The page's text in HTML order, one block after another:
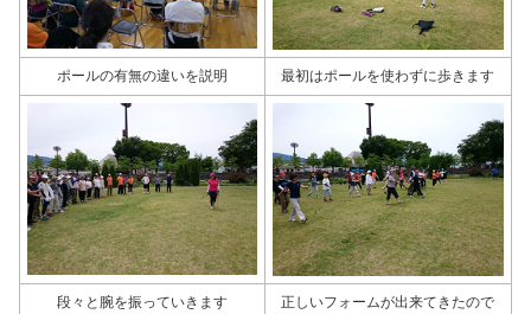
ポールの有無の違いを説明 最初はポールを使わずに歩きます
段々と腕を振っていきます
正しいフォームが出来てきたので